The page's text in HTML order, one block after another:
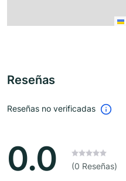
Reseñas
Reseñas no verificadas
0.0 (0 Reseñas)